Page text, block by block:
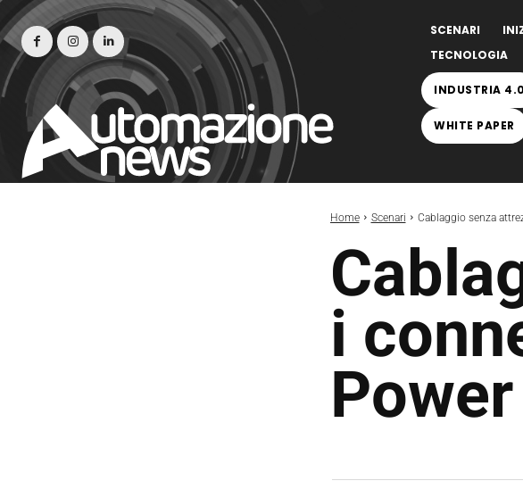
SCENARI
TECNOLOGIA
INDUSTRIA 4.0
WHITE PAPER
Home Scenari Cablaggio senza
i
Power